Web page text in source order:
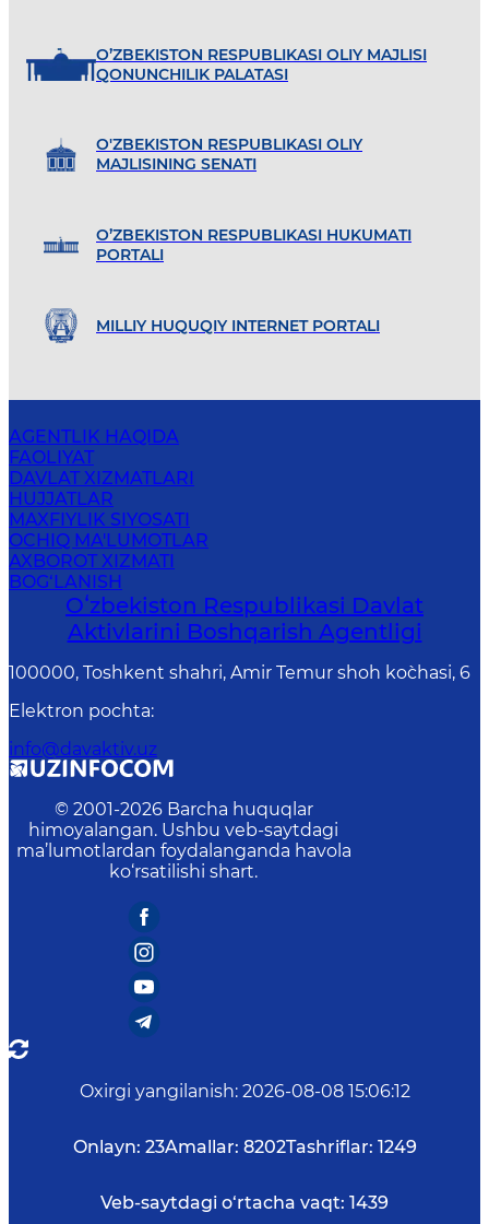
O’ZBEKISTON RESPUBLIKASI OLIY MAJLISI
QONUNCHILIK PALATASI
O'ZBEKISTON RESPUBLIKASI OLIY
MAJLISINING SENATI
O’ZBEKISTON RESPUBLIKASI HUKUMATI
PORTALI
MILLIY HUQUQIY INTERNET PORTALI
AGENTLIK HAQIDA
FAOLIYAT
DAVLAT XIZMATLARI
HUJJATLAR
MAXFIYLIK SIYOSATI
OCHIQ MA'LUMOTLAR
AXBOROT XIZMATI
BOG‘LANISH
Oʻzbekiston Respublikasi Davlat
Aktivlarini Boshqarish Agentligi
100000, Toshkent shahri, Amir Temur shoh ko`chasi, 6
Elektron pochta:
info@davaktiv.uz
© 2001-2026 Barcha huquqlar
himoyalangan. Ushbu veb-saytdagi
ma’lumotlardan foydalanganda havola
ko‘rsatilishi shart.
Oxirgi yangilanish: 2026-08-08 15:06:12
Onlayn: 23Amallar: 8202Tashriflar: 1249
Veb-saytdagi o‘rtacha vaqt: 1439